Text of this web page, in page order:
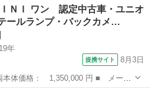
車／３ＤＯＯＲ／ペッパーホワイ
ＮＩ ワン 認定中古車・ユニオ
ールランプ・バックカメ…
年
提携サイト 8月3日
ＭＩＮＩ ■ グレード名： ワン